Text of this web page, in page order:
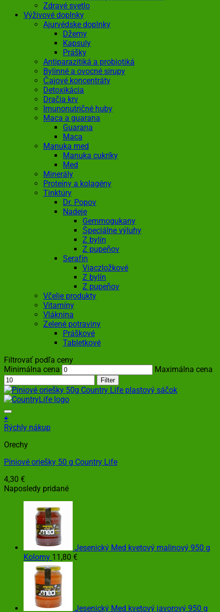
Zdravé svetlo
Výživové doplnky
Ajurvédske doplnky
Džemy
Kapsuly
Prášky
Antiparazitiká a probiotiká
Bylinné a ovocné sirupy
Čajové koncentráty
Detoxikácia
Dračia krv
Imunonutričné huby
Maca a guarana
Guarana
Maca
Manuka med
Manuka cukríky
Med
Minerály
Proteíny a kolagény
Tinktúry
Dr. Popov
Nadeje
Gemmogukany
Špeciálne výluhy
Z bylín
Z pupeňov
Serafín
Viaczložkové
Z bylín
Z pupeňov
Včelie produkty
Vitamíny
Vláknina
Zelené potraviny
Práškové
Tabletkové
Filtrovať podľa ceny
Minimálna cena
Maximálna cena
Filter
+
Rýchly nákup
Orechy
Píniové oriešky 50 g Country Life
4,30 €
Naposledy pridané
Jesenický Med kvetový malinový 950 g
Kolomy 11,80 €
Jesenický Med kvetový javorový 950 g